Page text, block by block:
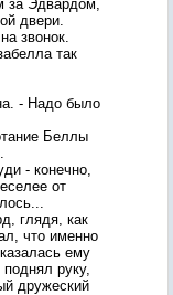
за Эдвардом,
двери.
звонок.
так
- Надо было
Беллы
- конечно,
от
глядя, как
что именно
ему
руку,
дружеский